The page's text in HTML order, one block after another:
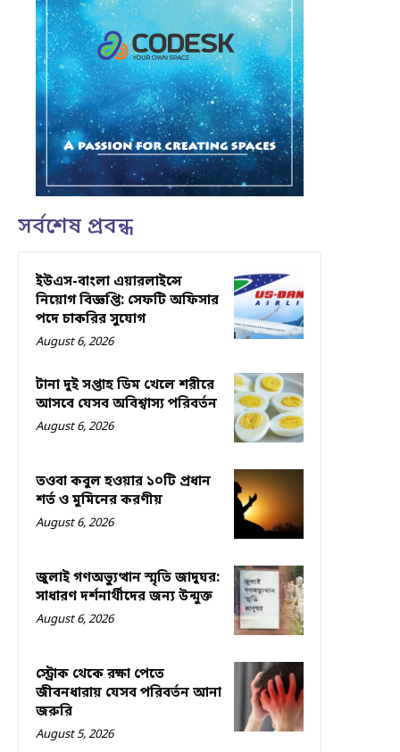
সর্বশেষ প্রবন্ধ
ইউএস-বাংলা এয়ারলাইন্সে
নিয়োগ বিজ্ঞপ্তি: সেফটি অফিসার
পদে চাকরির সুযোগ
August 6, 2026
টানা দুই সপ্তাহ ডিম খেলে শরীরে
আসবে যেসব অবিশ্বাস্য পরিবর্তন
August 6, 2026
তওবা কবুল হওয়ার ১০টি প্রধান
শর্ত ও মুমিনের করণীয়
August 6, 2026
জুলাই গণঅভ্যুত্থান স্মৃতি জাদুঘর:
সাধারণ দর্শনার্থীদের জন্য উন্মুক্ত
August 6, 2026
স্ট্রোক থেকে রক্ষা পেতে
জীবনধারায় যেসব পরিবর্তন আনা
জরুরি
August 5, 2026